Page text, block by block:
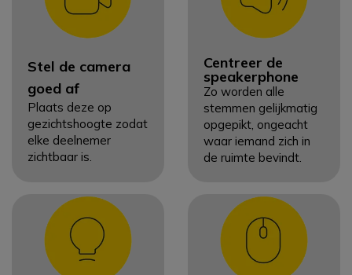
Stel de camera
goed af
Plaats deze op
gezichtshoogte zodat
elke deelnemer
zichtbaar is.
Centreer de
speakerphone
Zo worden alle
stemmen gelijkmatig
opgepikt, ongeacht
waar iemand zich in
de ruimte bevindt.